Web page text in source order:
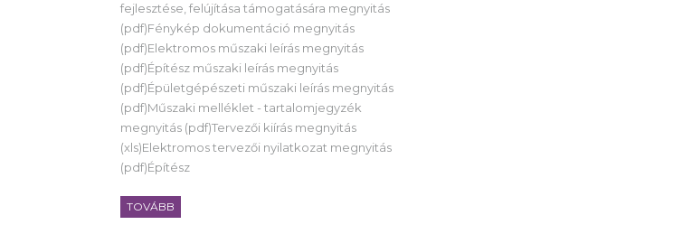
fejlesztése, felújítása támogatására megnyitás
(pdf)Fénykép dokumentáció megnyitás
(pdf)Elektromos műszaki leírás megnyitás
(pdf)Építész műszaki leírás megnyitás
(pdf)Épületgépészeti műszaki leírás megnyitás
(pdf)Műszaki melléklet - tartalomjegyzék
megnyitás (pdf)Tervezői kiírás megnyitás
(xls)Elektromos tervezői nyilatkozat megnyitás
(pdf)Építész
TOVÁBB